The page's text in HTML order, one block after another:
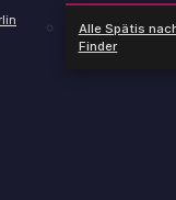
Alle Spätis
Finder